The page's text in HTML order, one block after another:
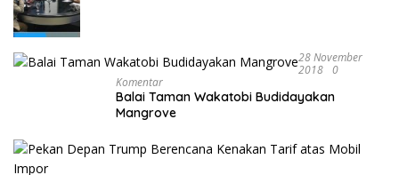
28 November
2018 0
Komentar
Balai Taman Wakatobi Budidayakan
Mangrove